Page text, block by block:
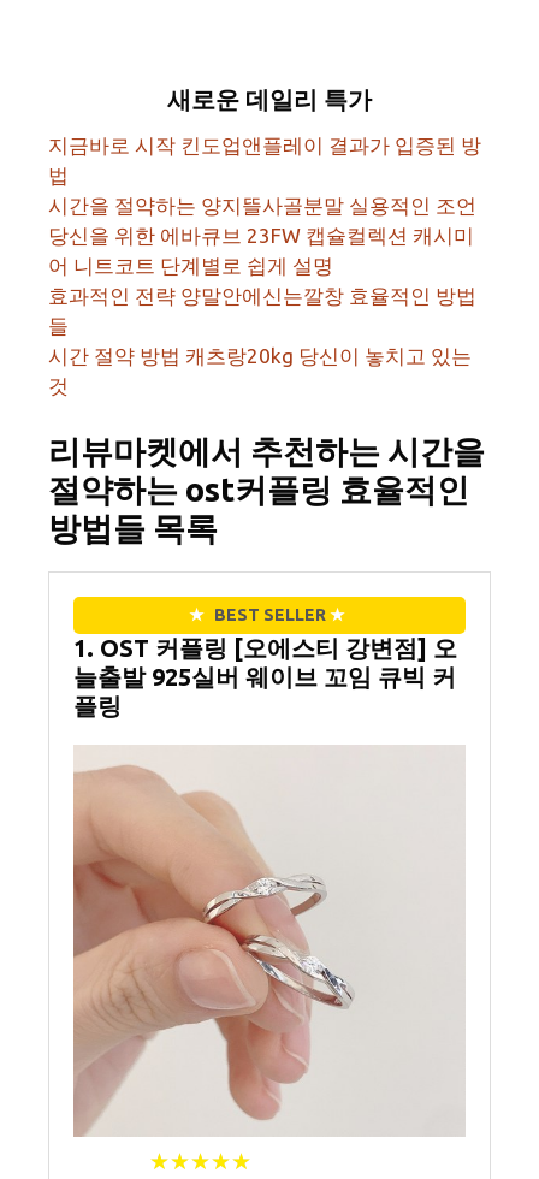
새로운 데일리 특가
지금바로 시작 킨도업앤플레이 결과가 입증된 방
법
시간을 절약하는 양지뜰사골분말 실용적인 조언
당신을 위한 에바큐브 23FW 캡슐컬렉션 캐시미
어 니트코트 단계별로 쉽게 설명
효과적인 전략 양말안에신는깔창 효율적인 방법
들
시간 절약 방법 캐츠랑20kg 당신이 놓치고 있는
것
리뷰마켓에서 추천하는 시간을
절약하는 ost커플링 효율적인
방법들 목록
★ BEST SELLER ★
1. OST 커플링 [오에스티 강변점] 오
늘출발 925실버 웨이브 꼬임 큐빅 커
플링
★★★★★
★★★★★